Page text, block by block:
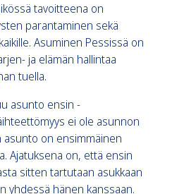
tavoitteena on
parantaminen sekä
Asuminen Pessissä on
ja elämän hallintaa
tuella.
asunto ensin -
ei ole asunnon
asunto on ensimmäinen
Ajatuksena on, että ensin
sitten tartutaan asukkaan
yhdessä hänen kanssaan.